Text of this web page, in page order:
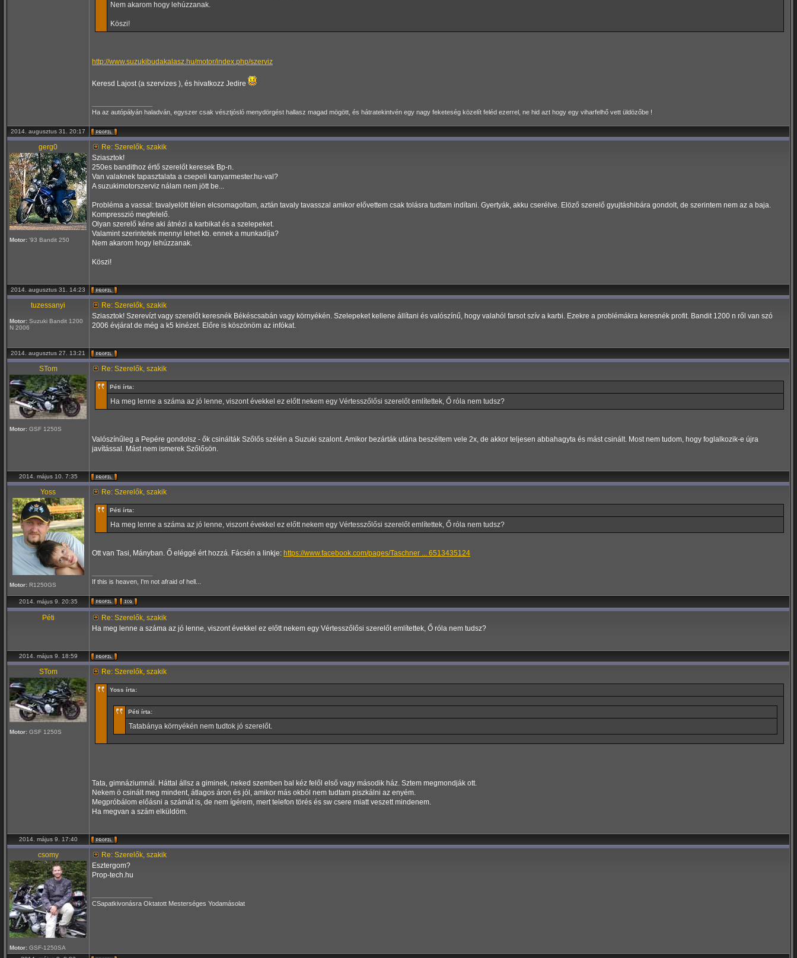
Nem akarom hogy lehúzzanak.
Köszi!
http://www.suzukibudakalasz.hu/motor/index.php/szerviz
Keresd Lajost (a szervizes ), és hivatkozz Jedire
Ha az autópályán haladván, egyszer csak vésztjósló menydörgést hallasz magad mögött, és hátratekintvén egy nagy feketeség közelít feléd ezerrel, ne hid azt hogy egy viharfelhő vett üldözőbe !
2014. augusztus 31. 20:17
gerg0
Motor: '93 Bandit 250
Re: Szerelők, szakik
Sziasztok!
250es bandithoz értő szerelőt keresek Bp-n.
Van valaknek tapasztalata a csepeli kanyarmester.hu-val?
A suzukimotorszerviz nálam nem jött be...
Probléma a vassal: tavalyelött télen elcsomagoltam, aztán tavaly tavasszal amikor elővettem csak tolásra tudtam indítani. Gyertyák, akku cserélve. Elöző szerelő gyujtáshibára gondolt, de szerintem nem az a baja.
Kompresszió megfelelő.
Olyan szerelő kéne aki átnézi a karbikat és a szelepeket.
Valamint szerintetek mennyi lehet kb. ennek a munkadíja?
Nem akarom hogy lehúzzanak.
Köszi!
2014. augusztus 31. 14:23
tuzessanyi
Motor: Suzuki Bandit 1200
N 2006
Re: Szerelők, szakik
Sziasztok! Szerevízt vagy szerelőt keresnék Békéscsabán vagy környékén. Szelepeket kellene állítani és valószínű, hogy valahól farsot szív a karbi. Ezekre a problémákra keresnék profit. Bandit 1200 n ről van szó
2006 évjárat de még a k5 kinézet. Előre is köszönöm az infókat.
2014. augusztus 27. 13:21
STom
Motor: GSF 1250S
Re: Szerelők, szakik
Péti írta:
Ha meg lenne a száma az jó lenne, viszont évekkel ez előtt nekem egy Vértesszőlősi szerelőt említettek, Ő róla nem tudsz?
Valószínűleg a Pepére gondolsz - ők csinálták Szőlős szélén a Suzuki szalont. Amikor bezárták utána beszéltem vele 2x, de akkor teljesen abbahagyta és mást csinált. Most nem tudom, hogy foglalkozik-e újra
javítással. Mást nem ismerek Szőlősön.
2014. május 10. 7:35
Yoss
Motor: R1250GS
Re: Szerelők, szakik
Péti írta:
Ha meg lenne a száma az jó lenne, viszont évekkel ez előtt nekem egy Vértesszőlősi szerelőt említettek, Ő róla nem tudsz?
Ott van Tasi, Mányban. Ő eléggé ért hozzá. Fácsén a linkje: https://www.facebook.com/pages/Taschner ... 6513435124
If this is heaven, I'm not afraid of hell...
2014. május 9. 20:35
Péti
Re: Szerelők, szakik
Ha meg lenne a száma az jó lenne, viszont évekkel ez előtt nekem egy Vértesszőlősi szerelőt említettek, Ő róla nem tudsz?
2014. május 9. 18:59
STom
Motor: GSF 1250S
Re: Szerelők, szakik
Yoss írta:
Péti írta:
Tatabánya környékén nem tudtok jó szerelőt.
Tata, gimnáziumnál. Háttal állsz a giminek, neked szemben bal kéz felől első vagy második ház. Sztem megmondják ott.
Nekem ö csinált meg mindent, átlagos áron és jól, amikor más okból nem tudtam piszkálni az enyém.
Megpróbálom előásni a számát is, de nem ígérem, mert telefon törés és sw csere miatt veszett mindenem.
Ha megvan a szám elküldöm.
2014. május 9. 17:40
csomy
Motor: GSF-1250SA
Re: Szerelők, szakik
Esztergom?
Prop-tech.hu
CSapatkivonásra Oktatott Mesterséges Yodamásolat